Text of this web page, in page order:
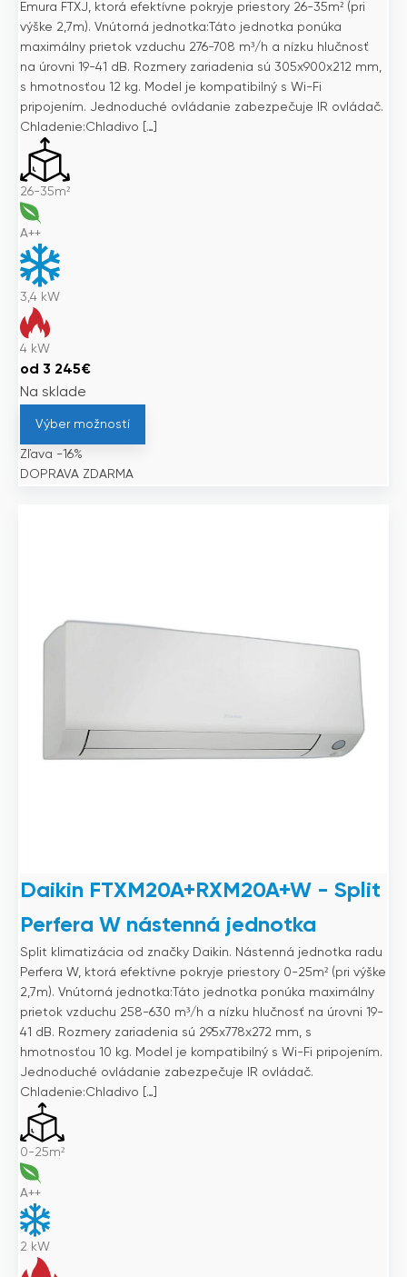
Emura FTXJ, ktorá efektívne pokryje priestory 26-35m² (pri
výške 2,7m). Vnútorná jednotka:Táto jednotka ponúka
maximálny prietok vzduchu 276-708 m³/h a nízku hlučnosť
na úrovni 19-41 dB. Rozmery zariadenia sú 305x900x212 mm,
s hmotnosťou 12 kg. Model je kompatibilný s Wi-Fi
pripojením. Jednoduché ovládanie zabezpečuje IR ovládač.
Chladenie:Chladivo […]
26-35m²
A++
3,4 kW
4 kW
od 3 245€
Na sklade
Výber možností
Zľava -16%
DOPRAVA ZDARMA
Daikin FTXM20A+RXM20A+W - Split
Perfera W nástenná jednotka
Split klimatizácia od značky Daikin. Nástenná jednotka radu
Perfera W, ktorá efektívne pokryje priestory 0-25m² (pri výške
2,7m). Vnútorná jednotka:Táto jednotka ponúka maximálny
prietok vzduchu 258-630 m³/h a nízku hlučnosť na úrovni 19-
41 dB. Rozmery zariadenia sú 295x778x272 mm, s
hmotnosťou 10 kg. Model je kompatibilný s Wi-Fi pripojením.
Jednoduché ovládanie zabezpečuje IR ovládač.
Chladenie:Chladivo […]
0-25m²
A++
2 kW